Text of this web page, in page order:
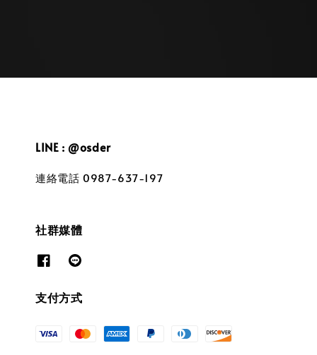
LINE : @osder
連絡電話 0987-637-197
社群媒體
支付方式